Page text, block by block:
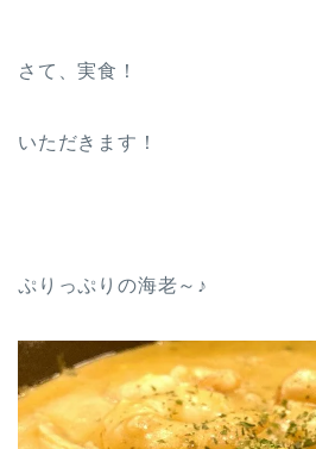
さて、実食！
いただきます！
ぷりっぷりの海老～♪